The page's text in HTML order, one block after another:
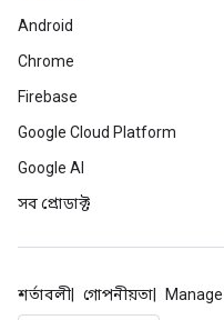
Android
Chrome
Firebase
Google Cloud Platform
Google AI
সব প্রোডাক্ট
শর্তাবলী গোপনীয়তা